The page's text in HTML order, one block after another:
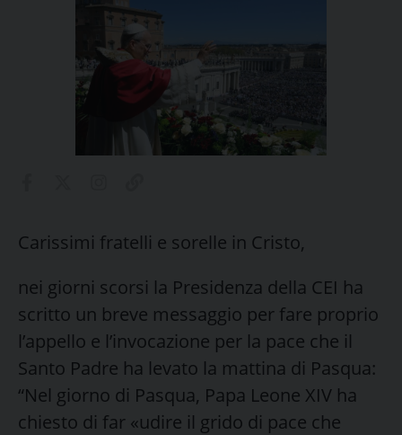
Carissimi fratelli e sorelle in Cristo,
nei giorni scorsi la Presidenza della CEI ha
scritto un breve messaggio per fare proprio
l’appello e l’invocazione per la pace che il
Santo Padre ha levato la mattina di Pasqua:
“Nel giorno di Pasqua, Papa Leone XIV ha
chiesto di far «udire il grido di pace che